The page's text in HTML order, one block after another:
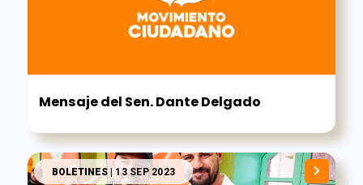
Mensaje del Sen. Dante Delgado
BOLETINES| 13 SEP 2023